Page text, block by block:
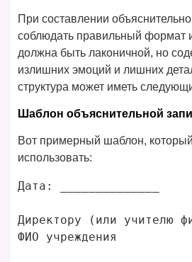
При составлении
соблюдать правильный формат и
должна быть лаконичной, но
излишних эмоций и лишних
структура может иметь
Шаблон объяснительной
Вот примерный шаблон,
использовать:
Дата: ______________
Директору (или учителю
ФИО учреждения